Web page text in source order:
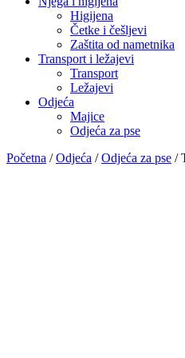
Higijena
Četke i češljevi
Zaštita od nametnika
Transport i ležajevi
Transport
Ležajevi
Odjeća
Majice
Odjeća za pse
Početna /Odjeća /Odjeća za pse /